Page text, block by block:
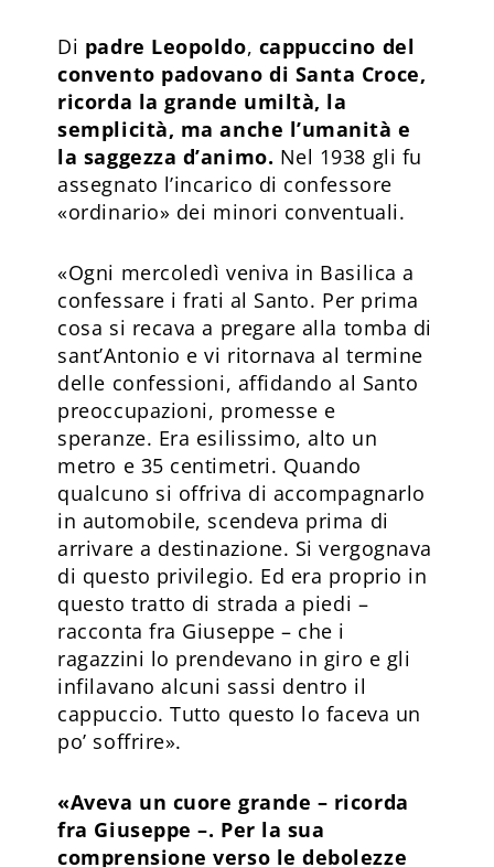
Di padre Leopoldo, cappuccino del
convento padovano di Santa Croce,
ricorda la grande umiltà, la
semplicità, ma anche l’umanità e
la saggezza d’animo. Nel 1938 gli fu
assegnato l’incarico di confessore
«ordinario» dei minori conventuali.
«Ogni mercoledì veniva in Basilica a
confessare i frati al Santo. Per prima
cosa si recava a pregare alla tomba di
sant’Antonio e vi ritornava al termine
delle confessioni, affidando al Santo
preoc­cupazioni, promesse e
speranze. Era esilissimo, alto un
metro e 35 centimetri. Quando
qualcuno si offriva di accompagnarlo
in automobile, scendeva prima di
arrivare a destinazione. Si vergognava
di questo privilegio. Ed era proprio in
questo tratto di strada a piedi –
racconta fra Giuseppe – che i
ragazzini lo prendevano in giro e gli
infilavano alcuni sassi dentro il
cappuccio. Tutto questo lo faceva un
po’ soffrire».
«Aveva un cuore grande – ricorda
fra Giuseppe –. Per la sua
comprensione verso le debolezze